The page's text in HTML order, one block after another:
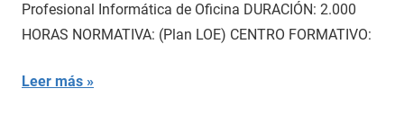
Profesional Informática de Oficina DURACIÓN: 2.000
HORAS NORMATIVA: (Plan LOE) CENTRO FORMATIVO:
Leer más